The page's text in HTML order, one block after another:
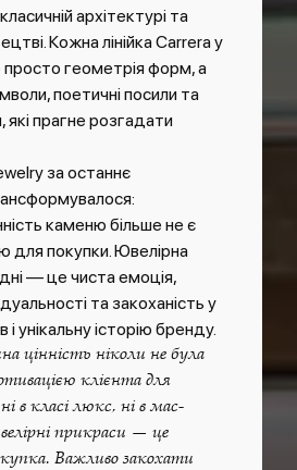
класичній архітектурі та
Кожна лінійка Carrera y
геометрія форм, а
поетичні посили та
які прагне розгадати
за останнє
каменю більше не є
для покупки. Ювелірна
— це чиста емоція,
та закоханість у
унікальну історію бренду.
цінність ніколи не була
клієнта для
в класі люкс, ні в мас-
прикраси — це
Важливо закохати